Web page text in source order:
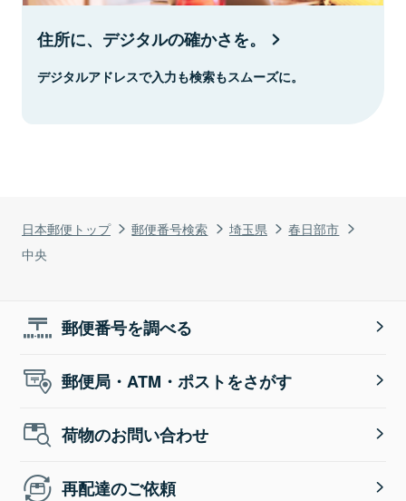
日本郵便トップ 郵便番号検索 埼玉県
春日部市
中央
住所に、デジタルの確かさを。
デジタルアドレスで入力も検索もスムーズに。
郵便番号を調べる
郵便局・ATM・ポストをさがす
荷物のお問い合わせ
再配達のご依頼